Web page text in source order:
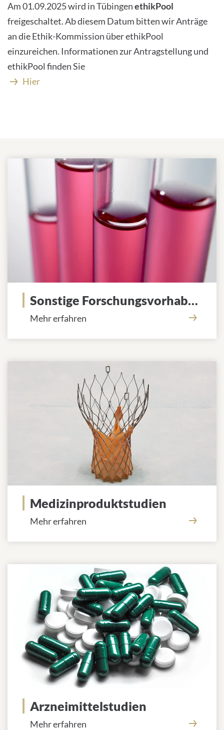
Am 01.09.2025 wird in TübingenethikPool
freigeschaltet. Ab diesem Datum bitten wir Anträge
an die Ethik-Kommission über ethikPool
einzureichen. Informationen zur Antragstellung und
ethikPool finden Sie
Hier
Sonstige Forschungsvorhaben
Mehr erfahren
Medizinproduktstudien
Mehr erfahren
Arzneimittelstudien
Mehr erfahren